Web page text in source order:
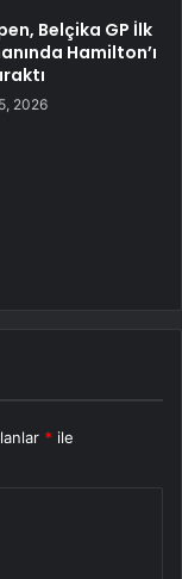
Belçika GP İlk
Hamilton’ı
2026
* ile